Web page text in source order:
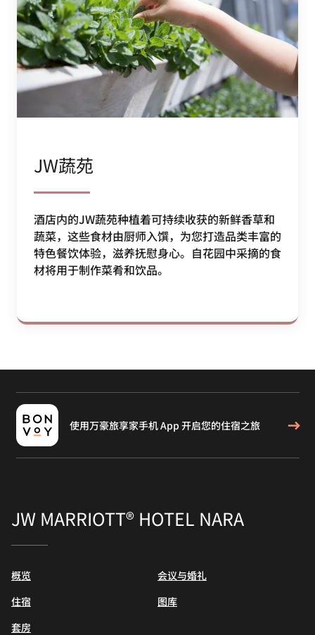
JW蔬苑
酒店内的JW蔬苑种植着可持续收获的新鲜香草和
蔬菜，这些食材由厨师入馔，为您打造品类丰富的
特色餐饮体验，滋养抚慰身心。自花园中采摘的食
材将用于制作菜肴和饮品。
使用万豪旅享家手机 App 开启您的住宿之旅
JW MARRIOTT® HOTEL NARA
概览
住宿
套房
会议与婚礼
图库